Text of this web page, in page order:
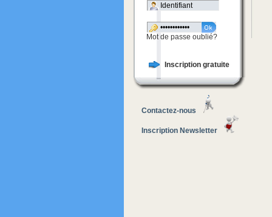
Mot de passe oublié?
Inscription gratuite
Contactez-nous
Inscription Newsletter